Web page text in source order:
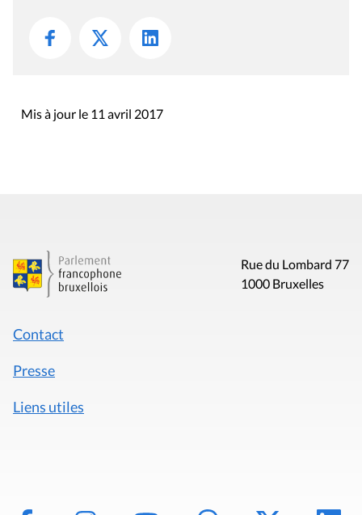
Mis à jour le 11 avril 2017
Rue du Lombard 77
1000 Bruxelles
Contact
Presse
Liens utiles